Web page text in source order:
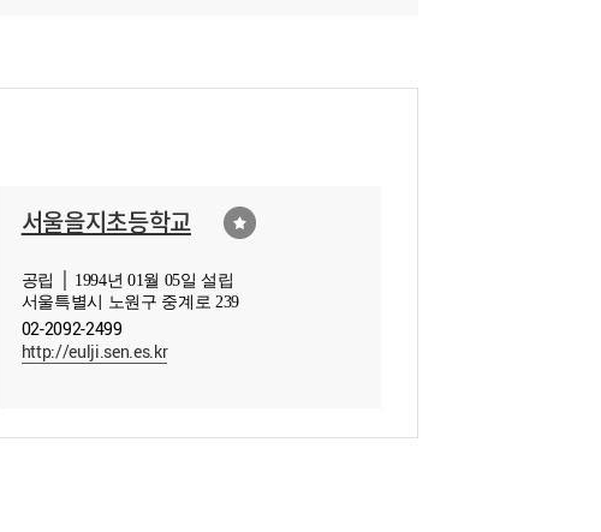
서울을지초등학교
공립 │ 1994년 01월 05일 설립
서울특별시 노원구 중계로 239
02-2092-2499
http://eulji.sen.es.kr